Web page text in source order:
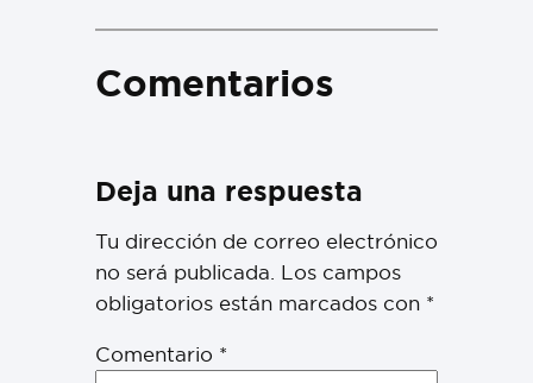
Comentarios
Deja una respuesta
Tu dirección de correo electrónico
no será publicada. Los campos
obligatorios están marcados con *
Comentario *